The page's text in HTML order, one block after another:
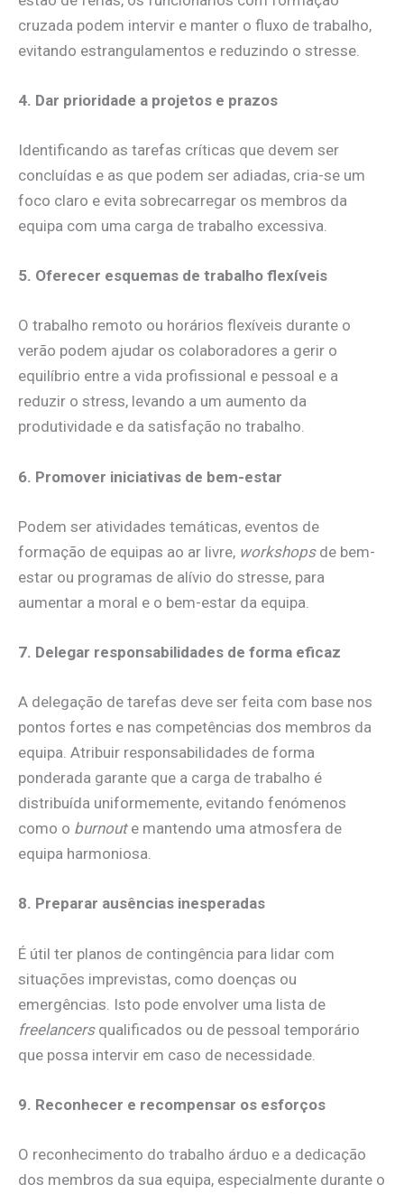
cruzada podem intervir e manter o fluxo de trabalho,
evitando estrangulamentos e reduzindo o stresse.
4. Dar prioridade a projetos e prazos
Identificando as tarefas críticas que devem ser
concluídas e as que podem ser adiadas, cria-se um
foco claro e evita sobrecarregar os membros da
equipa com uma carga de trabalho excessiva.
5. Oferecer esquemas de trabalho flexíveis
O trabalho remoto ou horários flexíveis durante o
verão podem ajudar os colaboradores a gerir o
equilíbrio entre a vida profissional e pessoal e a
reduzir o stress, levando a um aumento da
produtividade e da satisfação no trabalho.
6. Promover iniciativas de bem-estar
Podem ser atividades temáticas, eventos de
formação de equipas ao ar livre, workshopsde bem-
estar ou programas de alívio do stresse, para
aumentar a moral e o bem-estar da equipa.
7. Delegar responsabilidades de forma eficaz
A delegação de tarefas deve ser feita com base nos
pontos fortes e nas competências dos membros da
equipa. Atribuir responsabilidades de forma
ponderada garante que a carga de trabalho é
distribuída uniformemente, evitando fenómenos
como o burnoute mantendo uma atmosfera de
equipa harmoniosa.
8. Preparar ausências inesperadas
É útil ter planos de contingência para lidar com
situações imprevistas, como doenças ou
emergências. Isto pode envolver uma lista de
freelancersqualificados ou de pessoal temporário
que possa intervir em caso de necessidade.
9. Reconhecer e recompensar os esforços
O reconhecimento do trabalho árduo e a dedicação
dos membros da sua equipa, especialmente durante o